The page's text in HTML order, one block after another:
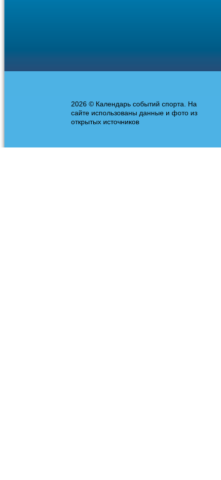
2026 © Календарь событий спорта. На
сайте использованы данные и фото из
открытых источников